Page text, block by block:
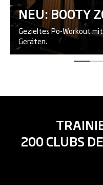
NEU: BOOTY
Gezieltes Po-Workout
Geräten.
200 CLUBS